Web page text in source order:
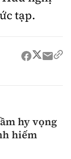
tạp.
hy vọng
hiếm